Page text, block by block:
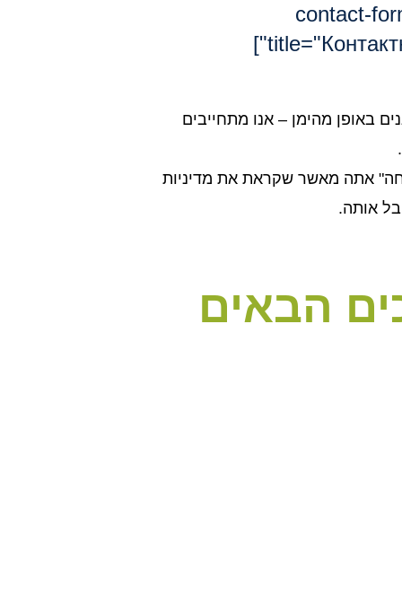
[contact-
באופן מהימן – אנו מתחייבים
אתה מאשר שקראת את מדיניות
אותה.
הבאים